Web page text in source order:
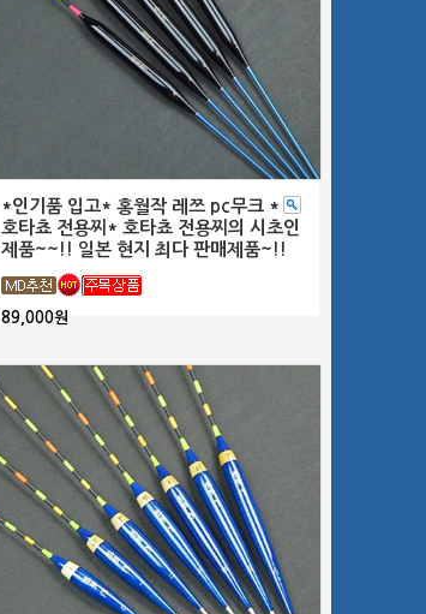
*인기품 입고* 홍월작 레쯔 pc무크 *
호타쵸 전용찌* 호타쵸 전용찌의 시초인
제품~~!! 일본 현지 최다 판매제품~!!
89,000원